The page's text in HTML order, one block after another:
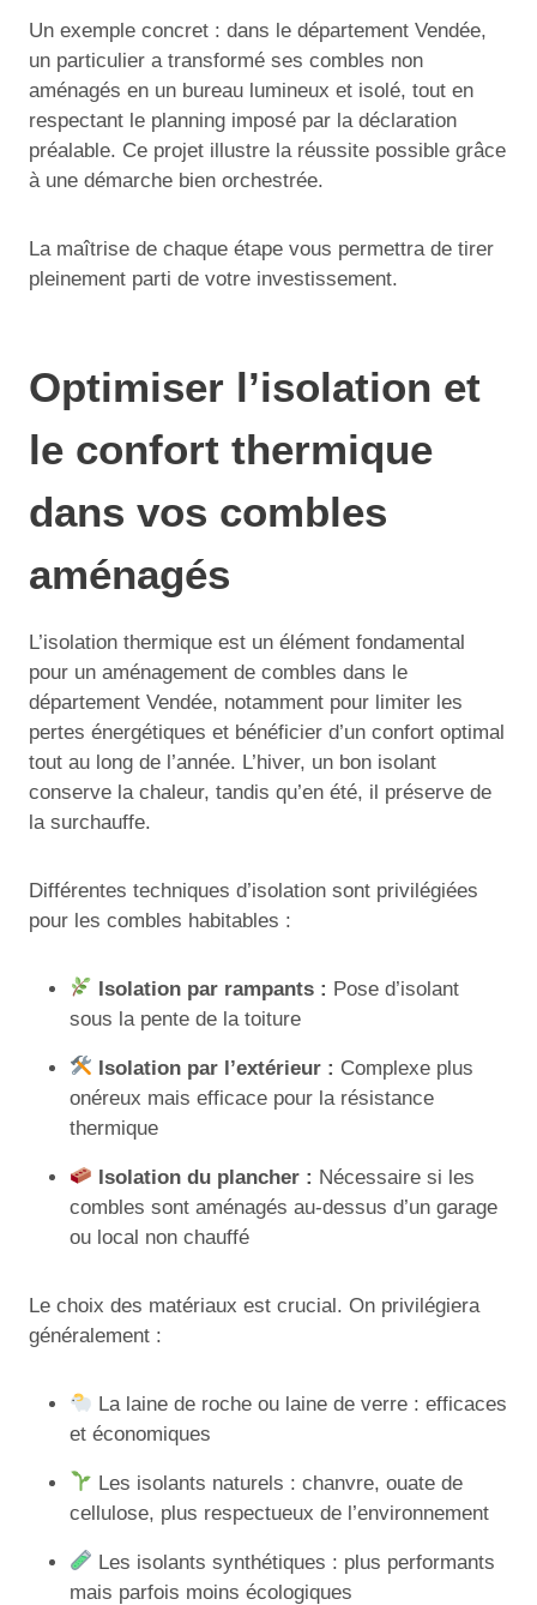
Un exemple concret : dans le département Vendée,
un particulier a transformé ses combles non
aménagés en un bureau lumineux et isolé, tout en
respectant le planning imposé par la déclaration
préalable. Ce projet illustre la réussite possible grâce
à une démarche bien orchestrée.
La maîtrise de chaque étape vous permettra de tirer
pleinement parti de votre investissement.
Optimiser l’isolation et
le confort thermique
dans vos combles
aménagés
L’isolation thermique est un élément fondamental
pour un aménagement de combles dans le
département Vendée, notamment pour limiter les
pertes énergétiques et bénéficier d’un confort optimal
tout au long de l’année. L’hiver, un bon isolant
conserve la chaleur, tandis qu’en été, il préserve de
la surchauffe.
Différentes techniques d’isolation sont privilégiées
pour les combles habitables :
Isolation par rampants : Pose d’isolant
sous la pente de la toiture
Isolation par l’extérieur : Complexe plus
onéreux mais efficace pour la résistance
thermique
Isolation du plancher : Nécessaire si les
combles sont aménagés au-dessus d’un garage
ou local non chauffé
Le choix des matériaux est crucial. On privilégiera
généralement :
La laine de roche ou laine de verre : efficaces
et économiques
Les isolants naturels : chanvre, ouate de
cellulose, plus respectueux de l’environnement
Les isolants synthétiques : plus performants
mais parfois moins écologiques